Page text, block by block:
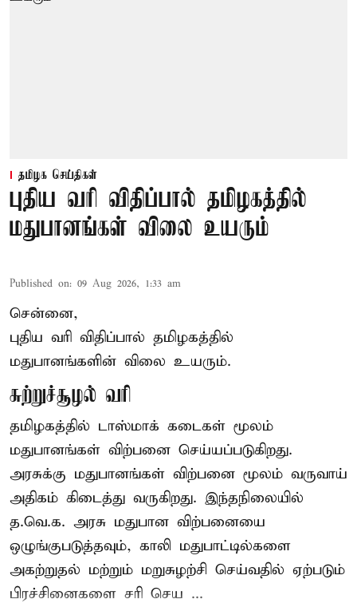
தமிழக செய்திகள்
புதிய வரி விதிப்பால் தமிழகத்தில்
மதுபானங்கள் விலை உயரும்
Published on: 09 Aug 2026, 1:33 am
சென்னை,
புதிய வரி விதிப்பால் தமிழகத்தில்
மதுபானங்களின் விலை உயரும்.
சுற்றுச்சூழல் வரி
தமிழகத்தில் டாஸ்மாக் கடைகள் மூலம்
மதுபானங்கள் விற்பனை செய்யப்படுகிறது.
அரசுக்கு மதுபானங்கள் விற்பனை மூலம் வருவாய்
அதிகம் கிடைத்து வருகிறது. இந்தநிலையில்
த.வெ.க. அரசு மதுபான விற்பனையை
ஒழுங்குபடுத்தவும், காலி மதுபாட்டில்களை
அகற்றுதல் மற்றும் மறுசுழற்சி செய்வதில் ஏற்படும்
பிரச்சினைகளை சரி செய ...